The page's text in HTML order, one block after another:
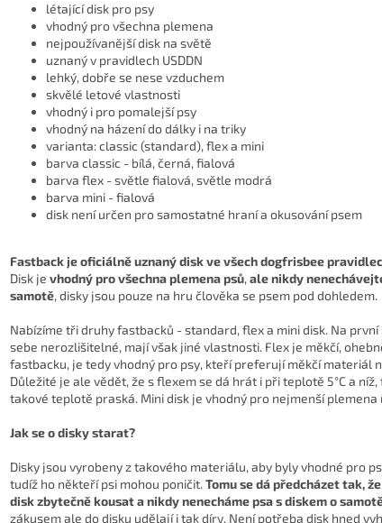
létající disk pro psy
vhodný pro všechna plemena
nejpoužívanější disk na světě
uznaný v pravidlech USDDN
lehký, dobře se nese vzduchem
skvělé letové vlastnosti
vhodný i pro pomalejší psy
vhodný na házení do dálky i na triky
varianta: classic (standard), flex a mini
barva classic - bílá, černá, fialová
barva flex - světle fialová, světle modrá
barva mini - fialová
disk není určen pro samostatné hraní a okusování psem
Fastback je oficiálně uznaný disk ve všech dogfrisbee
Disk je vhodný pro všechna plemena psů, ale nikdy
samotě, disky jsou pouze na hru člověka se psem pod dohledem.
Nabízíme tři druhy fastbacků - standard, flex a mini disk. Na první
sebe nerozlišitelné, mají však jiné vlastnosti. Flex je měkčí,
fastbacku, je tedy vhodný pro psy, kteří preferují měkčí materiál
Důležité je ale vědět, že s flexem se dá hrát i při teplotě 5°C a
takové teplotě praská. Mini disk je vhodný pro nejmenší plemena
Jak se o disky starat?
Disky jsou vyrobeny z takového materiálu, aby byly vhodné pro
tudíž ho někteří psi mohou poničit. Tomu se dá předcházet tak,
disk zbytečně kousat a nikdy nenecháme psa s diskem o
zákusem ale do disku udělají i tak díry. Není potřeba disk hned